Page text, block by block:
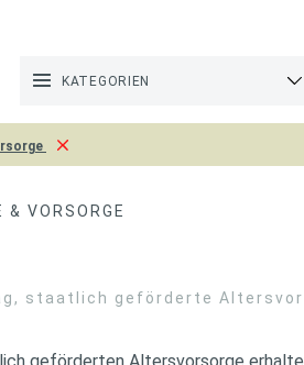
KATEGORIEN
& VORSORGE
, staatlich geförderte